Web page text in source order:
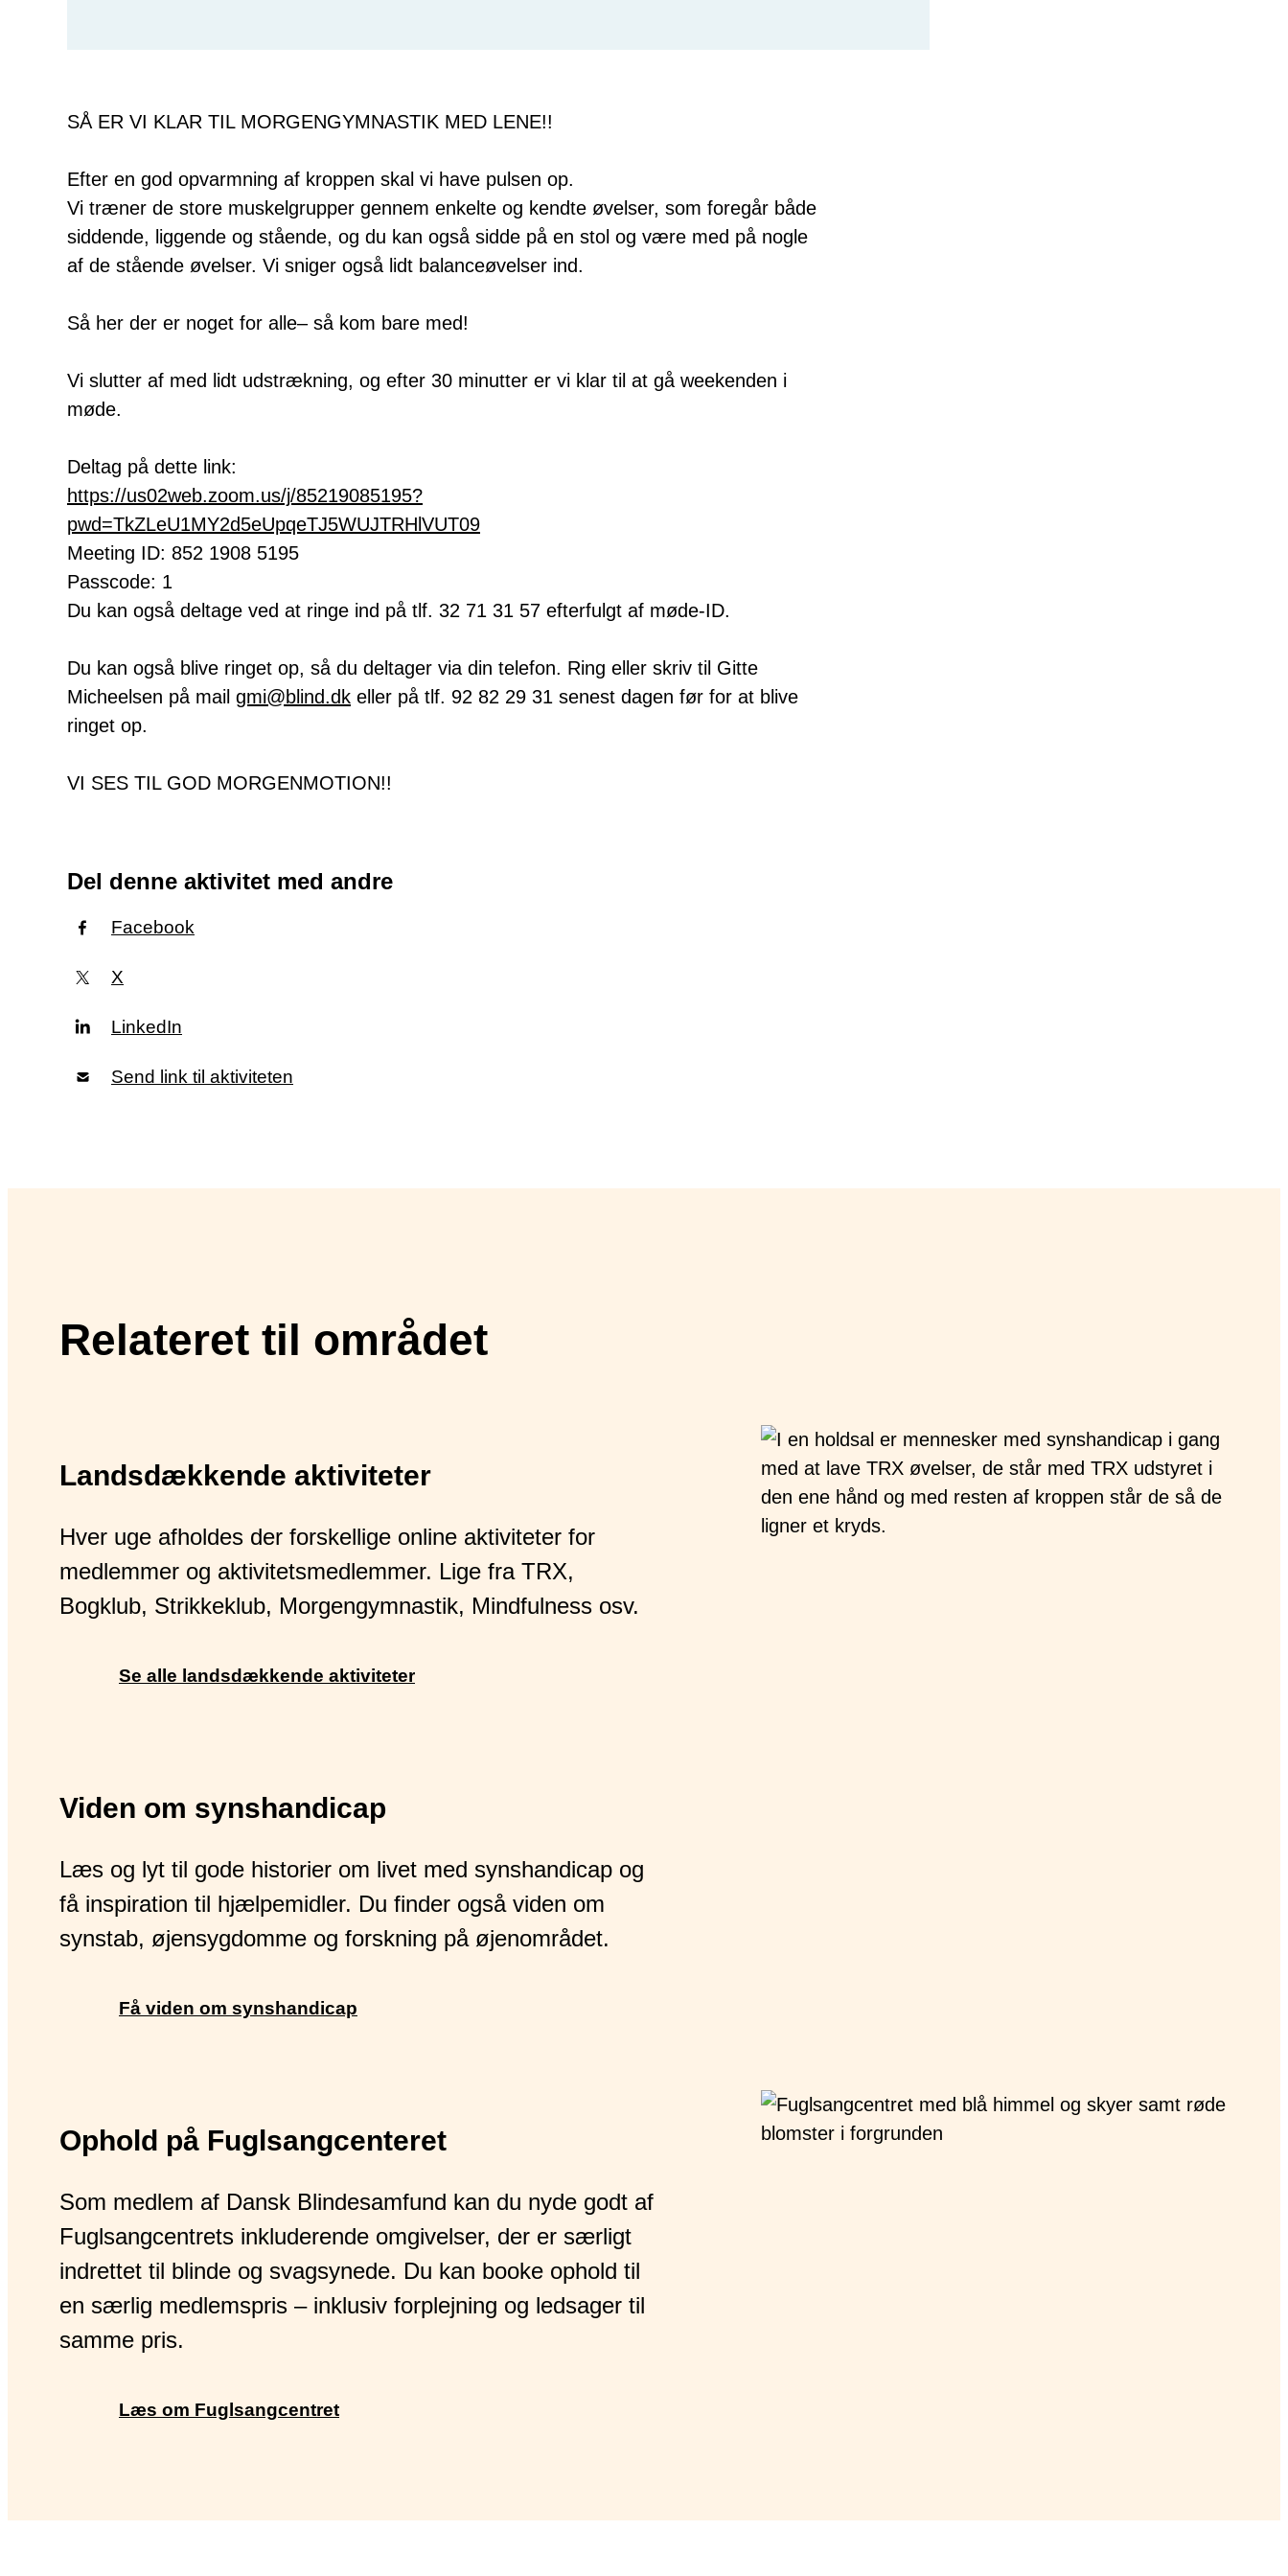
SÅ ER VI KLAR TIL MORGENGYMNASTIK MED LENE!!
Efter en god opvarmning af kroppen skal vi have pulsen op.
Vi træner de store muskelgrupper gennem enkelte og kendte øvelser, som foregår både
siddende, liggende og stående, og du kan også sidde på en stol og være med på nogle
af de stående øvelser. Vi sniger også lidt balanceøvelser ind.
Så her der er noget for alle– så kom bare med!
Vi slutter af med lidt udstrækning, og efter 30 minutter er vi klar til at gå weekenden i
møde.
Deltag på dette link:
https://us02web.zoom.us/j/85219085195?
pwd=TkZLeU1MY2d5eUpqeTJ5WUJTRHlVUT09
Meeting ID: 852 1908 5195
Passcode: 1
Du kan også deltage ved at ringe ind på tlf. 32 71 31 57 efterfulgt af møde-ID.
Du kan også blive ringet op, så du deltager via din telefon. Ring eller skriv til Gitte
Micheelsen på mail gmi@blind.dk eller på tlf. 92 82 29 31 senest dagen før for at blive
ringet op.
VI SES TIL GOD MORGENMOTION!!
Del denne aktivitet med andre
Facebook
X
LinkedIn
Send link til aktiviteten
Relateret til området
Landsdækkende aktiviteter
Hver uge afholdes der forskellige online aktiviteter for
medlemmer og aktivitetsmedlemmer. Lige fra TRX,
Bogklub, Strikkeklub, Morgengymnastik, Mindfulness osv.
Se alle landsdækkende aktiviteter
Viden om synshandicap
Læs og lyt til gode historier om livet med synshandicap og
få inspiration til hjælpemidler. Du finder også viden om
synstab, øjensygdomme og forskning på øjenområdet.
Få viden om synshandicap
Ophold på Fuglsangcenteret
Som medlem af Dansk Blindesamfund kan du nyde godt af
Fuglsangcentrets inkluderende omgivelser, der er særligt
indrettet til blinde og svagsynede. Du kan booke ophold til
en særlig medlemspris – inklusiv forplejning og ledsager til
samme pris.
Læs om Fuglsangcentret